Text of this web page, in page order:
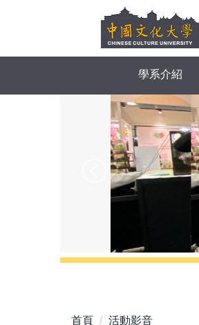
要
容
學系介紹
首頁 活動影音